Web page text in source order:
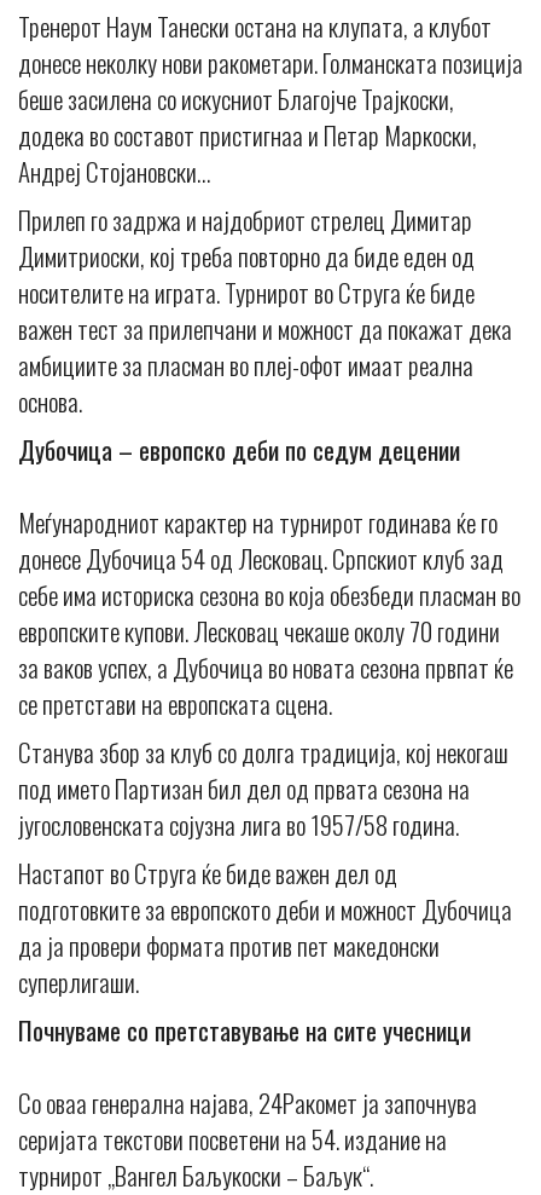
Тренерот Наум Танески остана на клупата, а клубот
донесе неколку нови ракометари. Голманската позиција
беше засилена со искусниот Благојче Трајкоски,
додека во составот пристигнаа и Петар Маркоски,
Андреј Стојановски…
Прилеп го задржа и најдобриот стрелец Димитар
Димитриоски, кој треба повторно да биде еден од
носителите на играта. Турнирот во Струга ќе биде
важен тест за прилепчани и можност да покажат дека
амбициите за пласман во плеј-офот имаат реална
основа.
Дубочица – европско деби по седум децении
Меѓународниот карактер на турнирот годинава ќе го
донесе Дубочица 54 од Лесковац. Српскиот клуб зад
себе има историска сезона во која обезбеди пласман во
европските купови. Лесковац чекаше околу 70 години
за ваков успех, а Дубочица во новата сезона првпат ќе
се претстави на европската сцена.
Станува збор за клуб со долга традиција, кој некогаш
под името Партизан бил дел од првата сезона на
југословенската сојузна лига во 1957/58 година.
Настапот во Струга ќе биде важен дел од
подготовките за европското деби и можност Дубочица
да ја провери формата против пет македонски
суперлигаши.
Почнуваме со претставување на сите учесници
Со оваа генерална најава, 24Ракомет ја започнува
серијата текстови посветени на 54. издание на
турнирот „Вангел Баљукоски – Баљук“.